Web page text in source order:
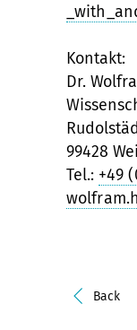
Kontakt:
Dr.
99428
Tel.: +49
Back